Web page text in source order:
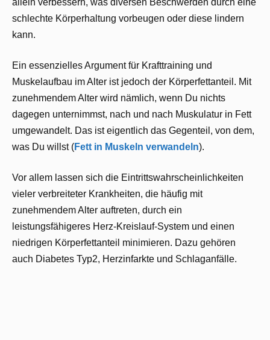
allein verbessern, was diversen Beschwerden durch eine
schlechte Körperhaltung vorbeugen oder diese lindern
kann.
Ein essenzielles Argument für Krafttraining und
Muskelaufbau im Alter ist jedoch der Körperfettanteil. Mit
zunehmendem Alter wird nämlich, wenn Du nichts
dagegen unternimmst, nach und nach Muskulatur in Fett
umgewandelt. Das ist eigentlich das Gegenteil, von dem,
was Du willst (Fett in Muskeln verwandeln).
Vor allem lassen sich die Eintrittswahrscheinlichkeiten
vieler verbreiteter Krankheiten, die häufig mit
zunehmendem Alter auftreten, durch ein
leistungsfähigeres Herz-Kreislauf-System und einen
niedrigen Körperfettanteil minimieren. Dazu gehören
auch Diabetes Typ2, Herzinfarkte und Schlaganfälle.